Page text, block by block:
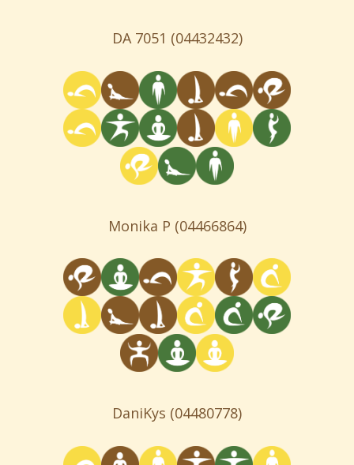
DA 7051 (04432432)
Monika P (04466864)
DaniKys (04480778)